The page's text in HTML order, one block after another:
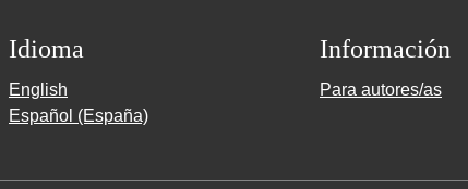
Idioma
English
Español (España)
Información
Para autores/as